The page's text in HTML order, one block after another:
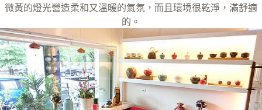
微黃的燈光營造柔和又溫暖的氣氛，而且環境很乾淨，滿舒適
的。